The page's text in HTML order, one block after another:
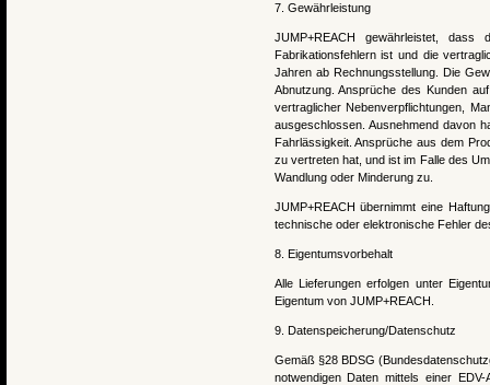
7. Gewährleistung
JUMP+REACH gewährleistet,
Fabrikationsfehlern ist und die
Jahren ab Rechnungsstellung. Die
Abnutzung. Ansprüche des Kunden
vertraglicher Nebenverpflichtungen,
ausgeschlossen. Ausnehmend davon
Fahrlässigkeit. Ansprüche aus dem
zu vertreten hat, und ist im Falle des
Wandlung oder Minderung zu.
JUMP+REACH übernimmt eine
technische oder elektronische Fehler
8. Eigentumsvorbehalt
Alle Lieferungen erfolgen unter
Eigentum von JUMP+REACH.
9. Datenspeicherung/Datenschutz
Gemäß §28 BDSG
notwendigen Daten mittels einer